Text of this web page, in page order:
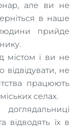
але ви не
в наше
прийде
містом і ви не
не
працюють
селах.
відводять їх в